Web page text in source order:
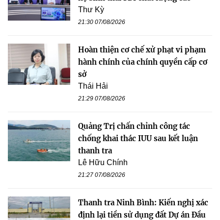
Thư Kỳ
21:30 07/08/2026
Hoàn thiện cơ chế xử phạt vi phạm
hành chính của chính quyền cấp cơ
sở
Thái Hải
21:29 07/08/2026
Quảng Trị chấn chỉnh công tác
chống khai thác IUU sau kết luận
thanh tra
Lê Hữu Chính
21:27 07/08/2026
Thanh tra Ninh Bình: Kiến nghị xác
định lại tiền sử dụng đất Dự án Đầu